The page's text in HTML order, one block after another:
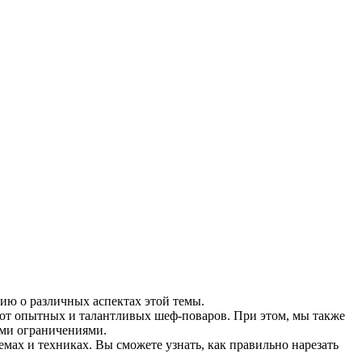
о различных аспектах этой темы.
опытных и талантливых шеф-поваров. При этом, мы также
ограничениями.
и техниках. Вы сможете узнать, как правильно нарезать